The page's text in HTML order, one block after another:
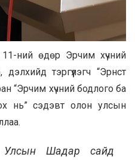
ний өдөр Эрчим хүчний
тэргүүлэгч “Эрнст
“Эрчим хүчний бодлого ба
нь” сэдэвт олон улсын
Улсын Шадар сайд